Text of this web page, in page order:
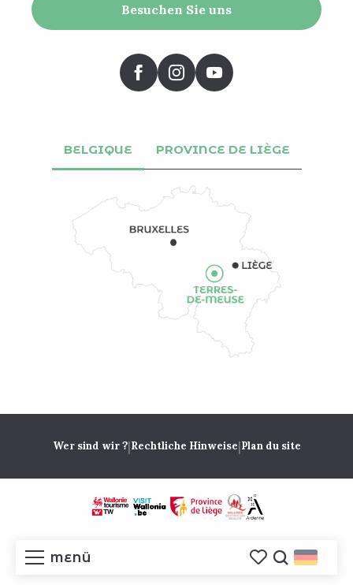
MENÜ
Besuchen Sie uns
BELGIQUE PROVINCE DE LIÈGE
Wer sind wir ?|Rechtliche Hinweise|Plan du site